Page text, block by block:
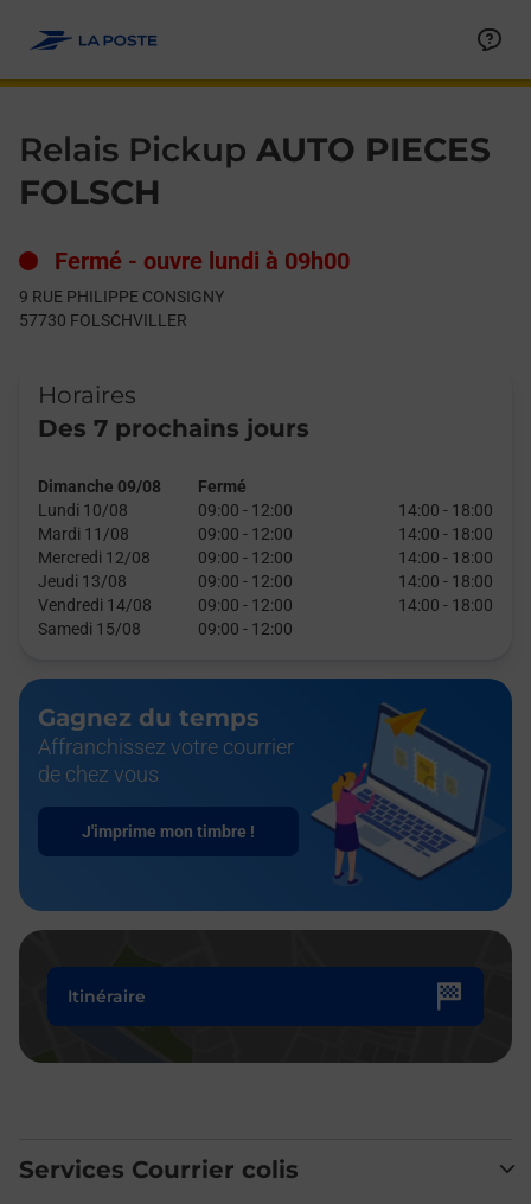
Relais Pickup AUTO PIECES
FOLSCH
Fermé - ouvre lundi à 09h00
9 RUE PHILIPPE CONSIGNY
57730 FOLSCHVILLER
Horaires
Des 7 prochains jours
Dimanche 09/08
Fermé
Lundi 10/08
09:00 - 12:00 14:00 - 18:00
Mardi 11/08
09:00 - 12:00 14:00 - 18:00
Mercredi 12/08
09:00 - 12:00 14:00 - 18:00
Jeudi 13/08
09:00 - 12:00 14:00 - 18:00
Vendredi 14/08
09:00 - 12:00 14:00 - 18:00
Samedi 15/08
09:00 - 12:00
Gagnez du temps
Affranchissez votre courrier
de chez vous
J'imprime mon timbre !
Itinéraire
Services Courrier colis